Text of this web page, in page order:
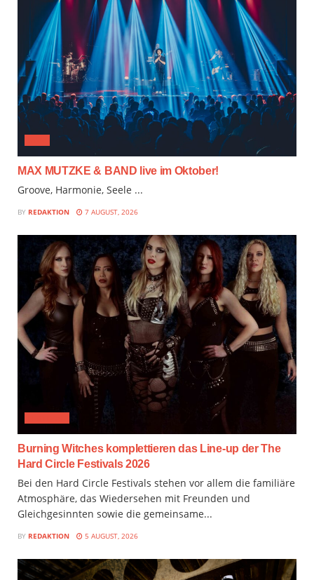
MAX MUTZKE & BAND live im Oktober!
Groove, Harmonie, Seele ...
BY REDAKTION 7 AUGUST, 2026
Burning Witches komplettieren das Line-up der The
Hard Circle Festivals 2026
Bei den Hard Circle Festivals stehen vor allem die familiäre
Atmosphäre, das Wiedersehen mit Freunden und
Gleichgesinnten sowie die gemeinsame...
BY REDAKTION 5 AUGUST, 2026